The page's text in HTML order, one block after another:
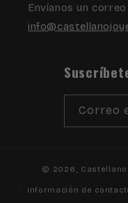
Envíanos un
Correo
© 2026,
Información de